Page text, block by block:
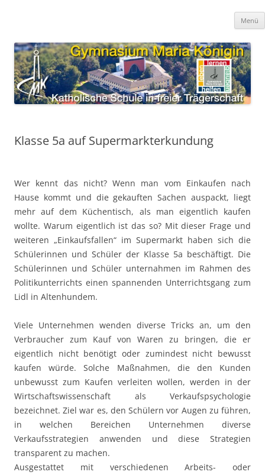
Menü
Klasse 5a auf Supermarkterkundung
Wer kennt das nicht? Wenn man vom Einkaufen nach
Hause kommt und die gekauften Sachen auspackt, liegt
mehr auf dem Küchentisch, als man eigentlich kaufen
wollte. Warum eigentlich ist das so? Mit dieser Frage und
weiteren „Einkaufsfallen“ im Supermarkt haben sich die
Schülerinnen und Schüler der Klasse 5a beschäftigt. Die
Schülerinnen und Schüler unternahmen im Rahmen des
Politikunterrichts einen spannenden Unterrichtsgang zum
Lidl in Altenhundem.
Viele Unternehmen wenden diverse Tricks an, um den
Verbraucher zum Kauf von Waren zu bringen, die er
eigentlich nicht benötigt oder zumindest nicht bewusst
kaufen würde. Solche Maßnahmen, die den Kunden
unbewusst zum Kaufen verleiten wollen, werden in der
Wirtschaftswissenschaft als Verkaufspsychologie
bezeichnet. Ziel war es, den Schülern vor Augen zu führen,
in welchen Bereichen Unternehmen diverse
Verkaufsstrategien anwenden und diese Strategien
transparent zu machen.
Ausgestattet mit verschiedenen Arbeits- oder